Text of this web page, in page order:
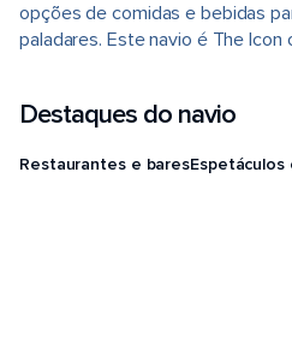
opções de comidas e bebidas
paladares. Este navio é The Icon
Destaques do navio
Restaurantes e bares